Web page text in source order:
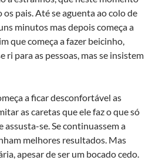
pais. Até se aguenta ao colo de
minutos mas depois começa a
que começa a fazer beicinho,
ri para as pessoas, mas se insistem
a ficar desconfortável as
as caretas que ele faz o que só
assusta-se. Se continuassem a
melhores resultados. Mas
apesar de ser um bocado cedo.